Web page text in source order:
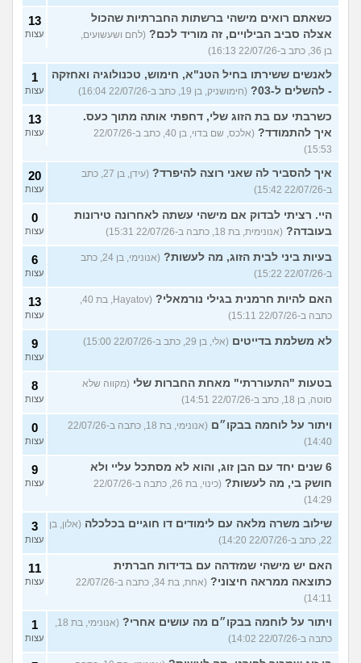
כשאתם רואים מישהי ברשתות החברתיות שהכול
אצלה סביב הבילויים, זה מוריד לכם? (לחם ושעשועים,
בן 36, כתב ב-22/07/26 16:13)
13
עצות
לאנשים ששירתו בחיל הטנ"א, חימוש, טכנולוגיה ואחזקה
- להשלים ל-03?
(חימושניק, בן 19, כתב ב-22/07/26 16:04)
1
עצות
כשרבתי עם בת הזוג שלי, דחפתי אותה מתוך כעס.
איך להתמודד?
(אלכס, שם בדוי, בן 40, כתב ב-22/07/26
15:53)
13
עצות
איך להסביר לה שאני רוצה להיפרד?
(עידן, בן 27, כתב
ב-22/07/26 15:42)
20
עצות
היי. רציתי לבדוק אם מישהי עשתה לאחרונה טירונות
בעובדה? (אנונימית, בת 18, כתבה ב-22/07/26 15:31)
0
עצות
בעיות ביני לבית הזוג, מה לעשות?
(אנונימי, בן 24, כתב
ב-22/07/26 15:22)
6
עצות
האם להיות חרמנית בגילי נורמאלי?
(Hayatov, בת 40,
כתבה ב-22/07/26 15:11)
13
עצות
לא משלמת בדייטים (אלי, בן 29, כתב ב-22/07/26 15:00) 9
עצות
בטעות "התעוררתי" מאחת החברות שלי (מקווה שלא
סוטה, בן 18, כתב ב-22/07/26 14:51)
8
עצות
ויתור על לוחמה בבקו״ם
(אנונימי, בת 18, כתבה ב-22/07/26
14:40)
0
עצות
6 שנים יחד עם הבן זוג, והוא לא מסתכל עליי ולא
חושק בי, מה לעשות?
(כינוי, בת 26, כתבה ב-22/07/26
14:29)
9
עצות
שילוב משרה מלאה עם לימודים דו חוגיים בכלכלה (אלון, בן
22, כתב ב-22/07/26 14:20)
3
עצות
האם יש מישהי שמזדהה עם בדידות חברתית
כתוצאה ממראה חיצוני?
(אחת, בת 34, כתבה ב-22/07/26
14:11)
11
עצות
ויתור על לוחמה בבקו״ם מה עושים אחרי?
(אנונימי, בת 18,
כתבה ב-22/07/26 14:02)
1
עצות